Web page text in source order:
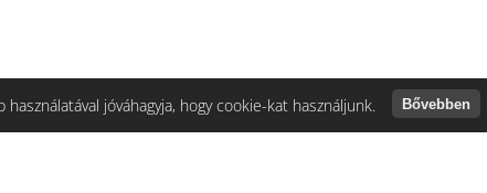
jóváhagyja, hogy cookie-kat használjunk. Bővebben